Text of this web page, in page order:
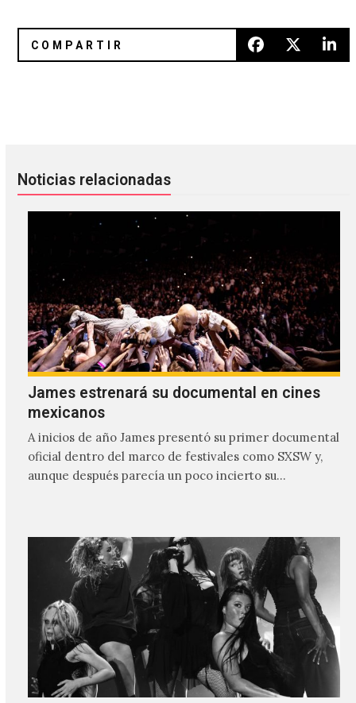
Noticias relacionadas
James estrenará su documental en cines
mexicanos
A inicios de año James presentó su primer documental
oficial dentro del marco de festivales como SXSW y,
aunque después parecía un poco incierto su…